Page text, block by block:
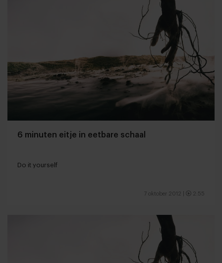
6 minuten eitje in eetbare schaal
Do it yourself
7 oktober 2012 2:55